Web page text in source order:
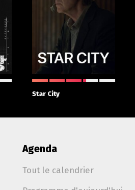
Star City
Agenda
Tout le calendrier